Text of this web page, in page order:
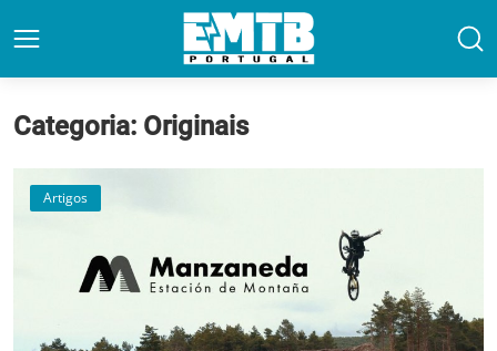
Categoria: Originais
Artigos